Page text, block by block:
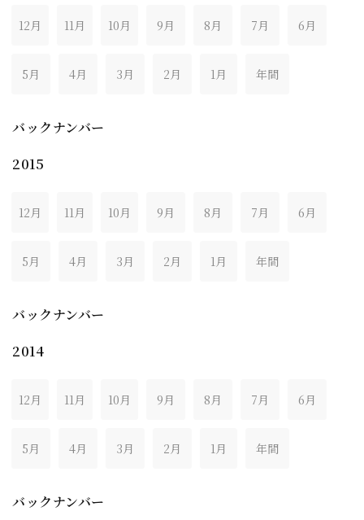
12月 11月 10月 9月 8月 7月 6月
5月 4月 3月 2月 1月 年間
バックナンバー
2015
12月 11月 10月 9月 8月 7月 6月
5月 4月 3月 2月 1月 年間
バックナンバー
2014
12月 11月 10月 9月 8月 7月 6月
5月 4月 3月 2月 1月 年間
バックナンバー